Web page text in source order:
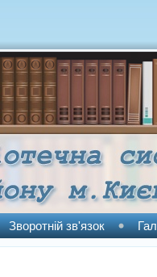
Зворотній зв'язок